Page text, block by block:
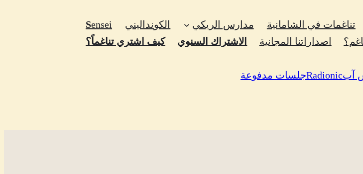
تناغمات في الشامانية مدارس الريكي الكونداليني Sensei
اصداراتنا المجانية الاشتراك السنوي
كيف اشتري تناغماً؟
آبRadionicجلسات مدفوعة